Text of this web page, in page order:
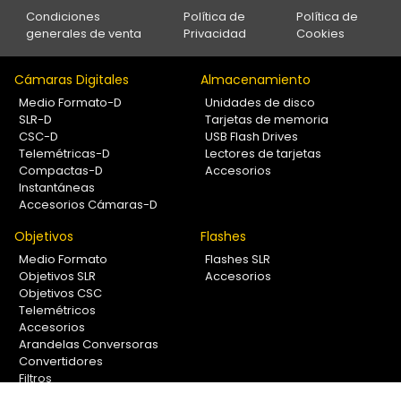
Condiciones
generales de venta
Política de
Privacidad
Política de
Cookies
Cámaras Digitales
Medio Formato-D
SLR-D
CSC-D
Telemétricas-D
Compactas-D
Instantáneas
Accesorios Cámaras-D
Almacenamiento
Unidades de disco
Tarjetas de memoria
USB Flash Drives
Lectores de tarjetas
Accesorios
Objetivos
Medio Formato
Objetivos SLR
Objetivos CSC
Telemétricos
Accesorios
Arandelas Conversoras
Convertidores
Filtros
Flashes
Flashes SLR
Accesorios